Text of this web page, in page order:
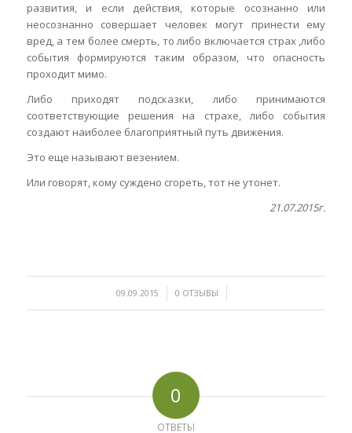
развития, и если действия, которые осознанно или
неосознанно совершает человек могут принести ему
вред, а тем более смерть, то либо включается страх ,либо
события формируются таким образом, что опасность
проходит мимо.
Либо приходят подсказки, либо принимаются
соответствующие решения на страхе, либо события
создают наиболее благоприятный путь движения.
Это еще называют везением.
Или говорят, кому суждено сгореть, тот не утонет.
21.07.2015г.
09.09.2015
/ 0 ОТЗЫВЫ
/
0
ОТВЕТЫ